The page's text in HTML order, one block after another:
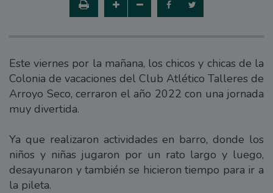
Este viernes por la mañana, los chicos y chicas de la
Colonia de vacaciones del Club Atlético Talleres de
Arroyo Seco, cerraron el año 2022 con una jornada
muy divertida.
Ya que realizaron actividades en barro, donde los
niños y niñas jugaron por un rato largo y luego,
desayunaron y también se hicieron tiempo para ir a
la pileta.